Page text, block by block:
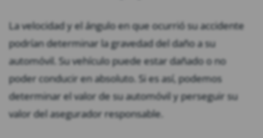
La velocidad y el ángulo en que ocurrió su accidente
podrían determinar la gravedad del daño a su
automóvil. Su vehículo puede estar dañado o no
poder conducir en absoluto. Si es así, podemos
determinar el valor de su automóvil y perseguir su
valor del asegurador responsable.